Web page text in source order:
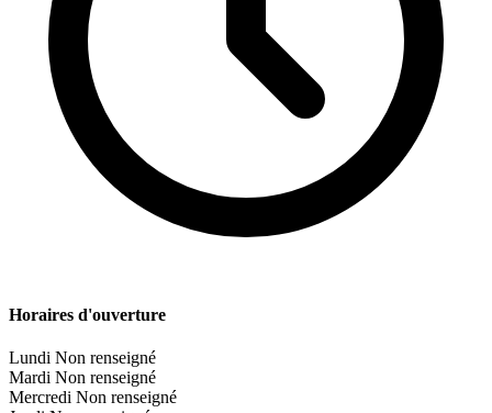
Horaires d'ouverture
Lundi Non renseigné
Mardi Non renseigné
Mercredi Non renseigné